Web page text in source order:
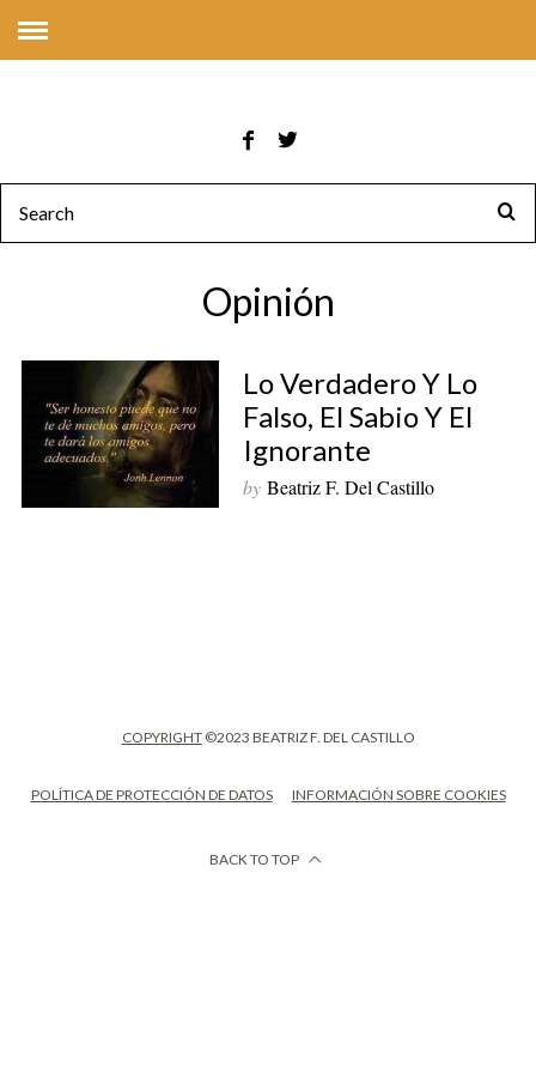
Opinión
Lo Verdadero Y Lo
Falso, El Sabio Y El
Ignorante
by Beatriz F. Del Castillo
COPYRIGHT©2023 BEATRIZ F. DEL CASTILLO
POLÍTICA DE PROTECCIÓN DE DATOS INFORMACIÓN SOBRE COOKIES
BACK TO TOP